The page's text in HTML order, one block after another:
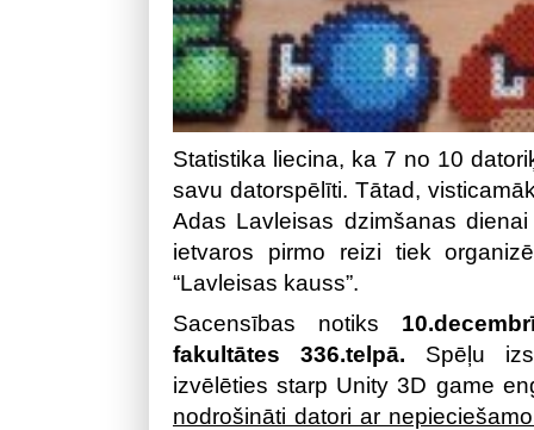
Statistika liecina, ka 7 no 10
savu datorspēlīti. Tātad,
Adas Lavleisas dzimšanas
ietvaros pirmo reizi tiek
“Lavleisas kauss”.
Sacensības notiks
fakultātes 336.telpā. Spēļu
izvēlēties starp Unity 3D game
nodrošināti datori ar